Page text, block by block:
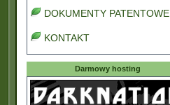
DOKUMENTY PATENTOWE
KONTAKT
Darmowy hosting